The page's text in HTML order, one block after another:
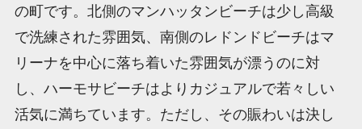
の町です。北側のマンハッタンビーチは少し高級
で洗練された雰囲気、南側のレドンドビーチはマ
リーナを中心に落ち着いた雰囲気が漂うのに対
し、ハーモサビーチはよりカジュアルで若々しい
活気に満ちています。ただし、その賑わいは決し